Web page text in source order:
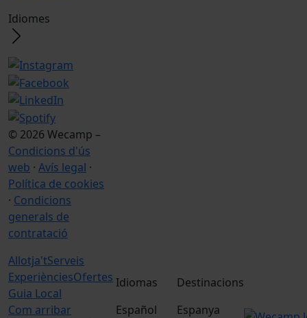
Idiomes
© 2026 Wecamp –
Condicions d'ús
web · Avís legal ·
Política de cookies
· Condicions
generals de
contratació
Allotja'tServeis
ExperiènciesOfertes
Guia Local
Com arribar
Idiomas
Español
Destinacions
Espanya